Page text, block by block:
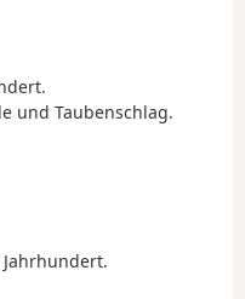
und Taubenschlag.
Jahrhundert.